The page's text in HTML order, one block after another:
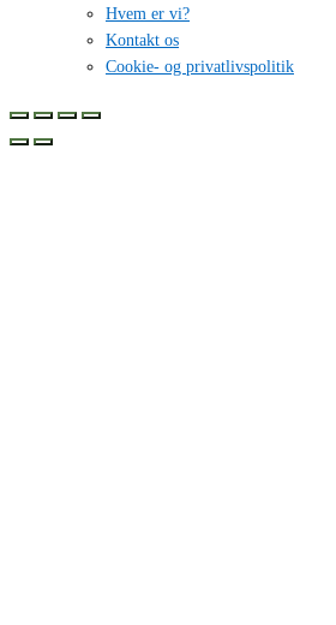
Hvem er vi?
Kontakt os
Cookie- og privatlivspolitik